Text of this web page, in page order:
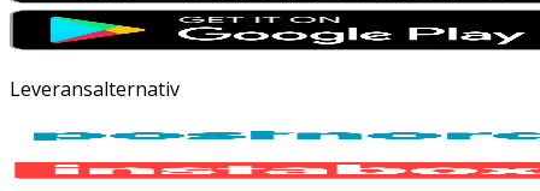
Leveransalternativ